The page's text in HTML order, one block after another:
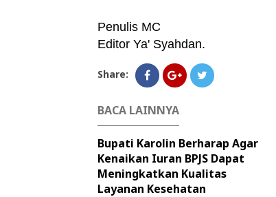
Penulis MC
Editor Ya' Syahdan.
Share:
BACA LAINNYA
Bupati Karolin Berharap Agar
Kenaikan Iuran BPJS Dapat
Meningkatkan Kualitas
Layanan Kesehatan